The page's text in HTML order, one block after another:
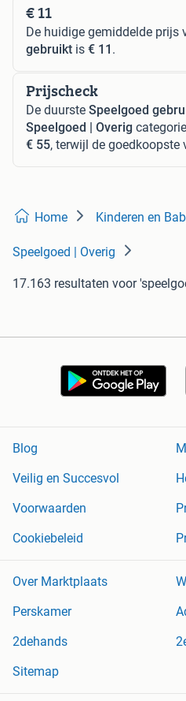
€ 11
De huidige gemiddelde prijs
gebruikt is € 11 .
Prijscheck
De duurste Speelgoed
Speelgoed | Overig
€ 55, terwijl de goedkoopste
Home Kinderen en
Speelgoed | Overig
17.163 resultaten voor
Blog
Veilig en Succesvol
Voorwaarden
Cookiebeleid
Over Marktplaats
Perskamer
2dehands
Sitemap